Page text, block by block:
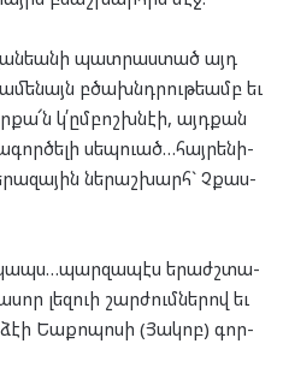
պատ­րաս­տած այդ
բծախնդ­րու­թեամբ եւ
կ՛ըմ­բոշխ­նէի, այդ­քան
սեպ­ուած…հայ­րե­նի­
նե­րաշ­խարհ` Չքաս­
կապս…պար­զա­պէս երաժշ­տա­
լեզ­ուի շար­ժում­նե­րով եւ
Եա­քո­պո­սի (Յա­կոբ) գոր­